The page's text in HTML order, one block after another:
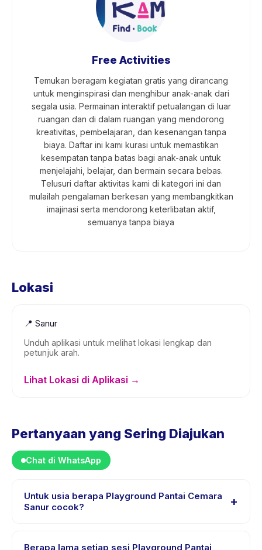
Free Activities
Temukan beragam kegiatan gratis yang dirancang
untuk menginspirasi dan menghibur anak-anak dari
segala usia. Permainan interaktif petualangan di luar
ruangan dan di dalam ruangan yang mendorong
kreativitas, pembelajaran, dan kesenangan tanpa
biaya. Daftar ini kami kurasi untuk memastikan
kesempatan tanpa batas bagi anak-anak untuk
menjelajahi, belajar, dan bermain secara bebas.
Telusuri daftar aktivitas kami di kategori ini dan
mulailah pengalaman berkesan yang membangkitkan
imajinasi serta mendorong keterlibatan aktif,
semuanya tanpa biaya
Lokasi
📍 Sanur
Unduh aplikasi untuk melihat lokasi lengkap dan
petunjuk arah.
Lihat Lokasi di Aplikasi →
Pertanyaan yang Sering Diajukan
Chat di WhatsApp
Untuk usia berapa Playground Pantai Cemara
Sanur cocok?
+
usia 0 sampai 18 tahun. Instruktur menyesuaikan
Berapa lama setiap sesi Playground Pantai